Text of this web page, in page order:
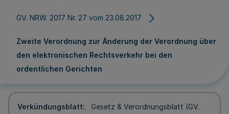
GV. NRW. 2017 Nr. 27 vom 23.08.2017
Zweite Verordnung zur Änderung der Verordnung über
den elektronischen Rechtsverkehr bei den
ordentlichen Gerichten
Verkündungsblatt
Gesetz & Verordnungsblatt (GV.